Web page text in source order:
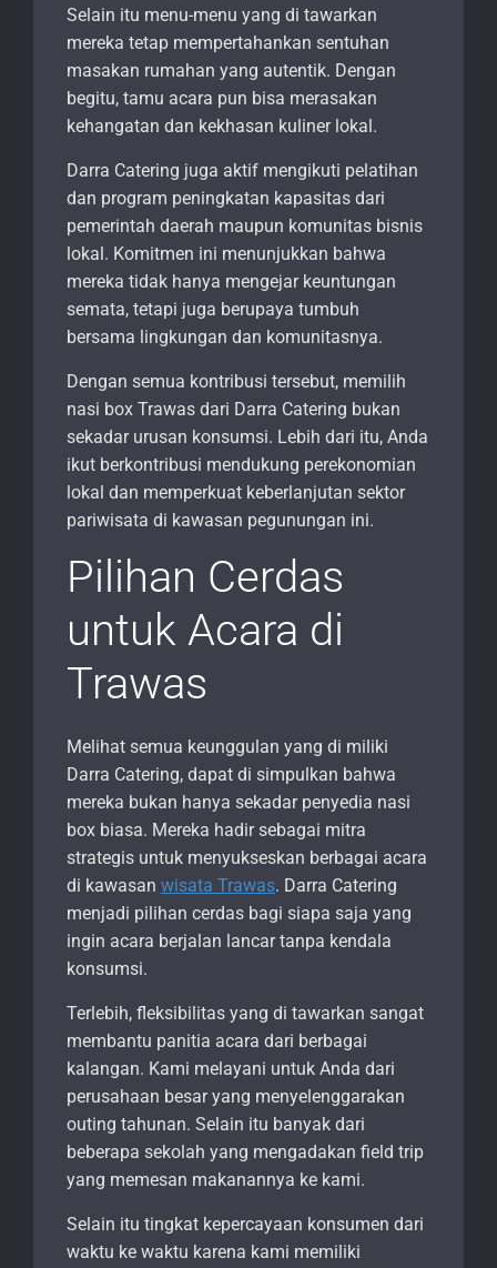
Selain itu menu-menu yang di tawarkan
mereka tetap mempertahankan sentuhan
masakan rumahan yang autentik. Dengan
begitu, tamu acara pun bisa merasakan
kehangatan dan kekhasan kuliner lokal.
Darra Catering juga aktif mengikuti pelatihan
dan program peningkatan kapasitas dari
pemerintah daerah maupun komunitas bisnis
lokal. Komitmen ini menunjukkan bahwa
mereka tidak hanya mengejar keuntungan
semata, tetapi juga berupaya tumbuh
bersama lingkungan dan komunitasnya.
Dengan semua kontribusi tersebut, memilih
nasi box Trawas dari Darra Catering bukan
sekadar urusan konsumsi. Lebih dari itu, Anda
ikut berkontribusi mendukung perekonomian
lokal dan memperkuat keberlanjutan sektor
pariwisata di kawasan pegunungan ini.
Pilihan Cerdas
untuk Acara di
Trawas
Melihat semua keunggulan yang di miliki
Darra Catering, dapat di simpulkan bahwa
mereka bukan hanya sekadar penyedia nasi
box biasa. Mereka hadir sebagai mitra
strategis untuk menyukseskan berbagai acara
di kawasan wisata Trawas. Darra Catering
menjadi pilihan cerdas bagi siapa saja yang
ingin acara berjalan lancar tanpa kendala
konsumsi.
Terlebih, fleksibilitas yang di tawarkan sangat
membantu panitia acara dari berbagai
kalangan. Kami melayani untuk Anda dari
perusahaan besar yang menyelenggarakan
outing tahunan. Selain itu banyak dari
beberapa sekolah yang mengadakan field trip
yang memesan makanannya ke kami.
Selain itu tingkat kepercayaan konsumen dari
waktu ke waktu karena kami memiliki